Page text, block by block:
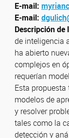
E-mail:
E-mail:
Descripción de
de inteligencia
ha abierto
complejos en
requerían
Esta
modelos de
y resolver
tales como la
detección y